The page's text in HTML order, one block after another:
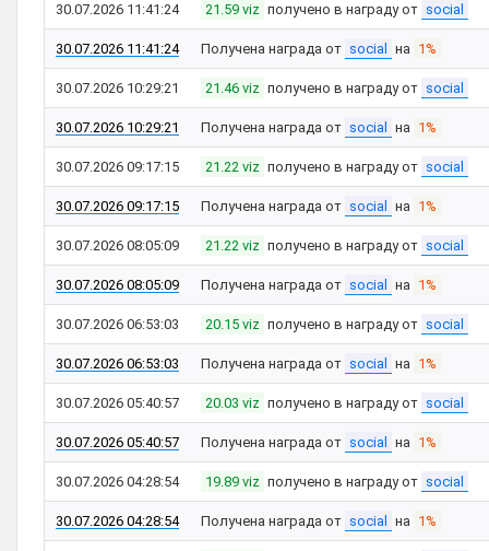
30.07.2026 11:41:24 21.59 viz получено в награду от social
30.07.2026 11:41:24 Получена награда от social на 1%
30.07.2026 10:29:21 21.46 viz получено в награду от social
30.07.2026 10:29:21 Получена награда от social на 1%
30.07.2026 09:17:15 21.22 viz получено в награду от social
30.07.2026 09:17:15 Получена награда от social на 1%
30.07.2026 08:05:09 21.22 viz получено в награду от social
30.07.2026 08:05:09 Получена награда от social на 1%
30.07.2026 06:53:03 20.15 viz получено в награду от social
30.07.2026 06:53:03 Получена награда от social на 1%
30.07.2026 05:40:57 20.03 viz получено в награду от social
30.07.2026 05:40:57 Получена награда от social на 1%
30.07.2026 04:28:54 19.89 viz получено в награду от social
30.07.2026 04:28:54 Получена награда от social на 1%